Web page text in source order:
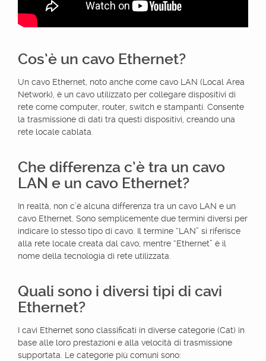
Cos’è un cavo Ethernet?
Un cavo Ethernet, noto anche come cavo LAN (Local Area
Network), è un cavo utilizzato per collegare dispositivi di
rete come computer, router, switch e stampanti. Consente
la trasmissione di dati tra questi dispositivi, creando una
rete locale cablata.
Che differenza c’è tra un cavo
LAN e un cavo Ethernet?
In realtà, non c’è alcuna differenza tra un cavo LAN e un
cavo Ethernet. Sono semplicemente due termini diversi per
indicare lo stesso tipo di cavo. Il termine “LAN” si riferisce
alla rete locale creata dal cavo, mentre “Ethernet” è il
nome della tecnologia di rete utilizzata.
Quali sono i diversi tipi di cavi
Ethernet?
I cavi Ethernet sono classificati in diverse categorie (Cat) in
base alle loro prestazioni e alla velocità di trasmissione
supportata. Le categorie più comuni sono: